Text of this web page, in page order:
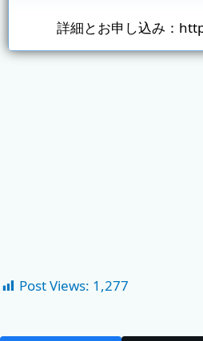
詳細とお申し込み：
Post Views: 1,277